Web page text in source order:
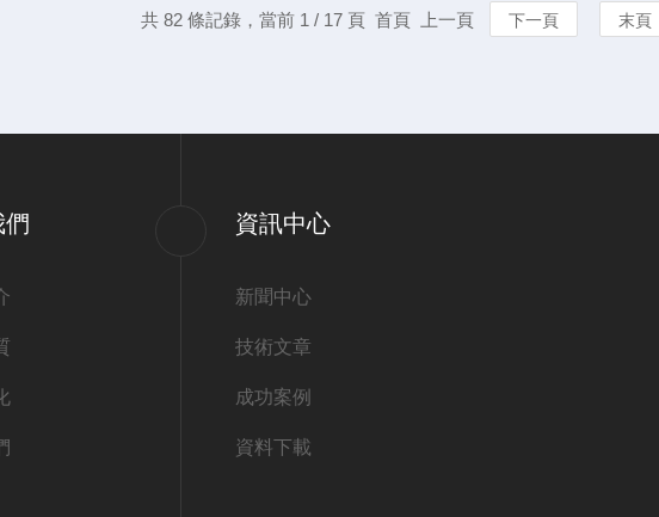
共 82 條記錄，當前 1 / 17 頁 首頁 上一頁 下一頁 末頁
們 資訊中心
新聞中心
技術文章
成功案例
資料下載